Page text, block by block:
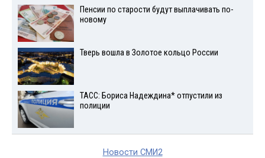
Пенсии по старости будут выплачивать по-
новому
Тверь вошла в Золотое кольцо России
ТАСС: Бориса Надеждина* отпустили из
полиции
Новости СМИ2